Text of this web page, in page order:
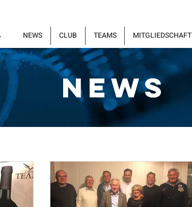
NEWS CLUB TEAMS MITGLIEDSCHAFT
NEWS